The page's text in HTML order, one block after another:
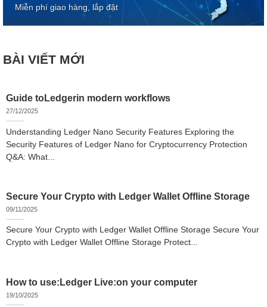
Miễn phí giao hàng, lắp đặt
BÀI VIẾT MỚI
Guide toLedgerin modern workflows
27/12/2025
Understanding Ledger Nano Security Features Exploring the
Security Features of Ledger Nano for Cryptocurrency Protection
Q&A: What...
Secure Your Crypto with Ledger Wallet Offline Storage
09/11/2025
Secure Your Crypto with Ledger Wallet Offline Storage Secure Your
Crypto with Ledger Wallet Offline Storage Protect...
How to use:Ledger Live:on your computer
19/10/2025